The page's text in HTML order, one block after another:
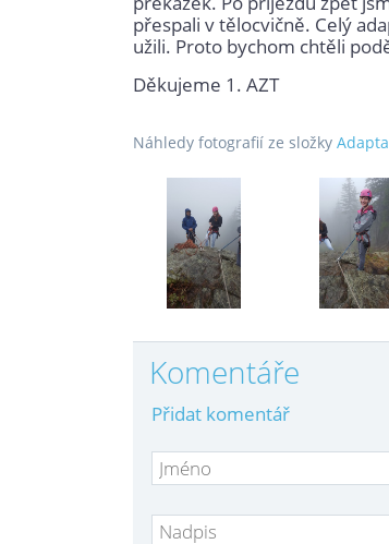
přespali v tělocvičně. Celý
užili. Proto bychom chtěli
Děkujeme 1. AZT
Náhledy fotografií ze složky
Komentáře
Přidat komentář